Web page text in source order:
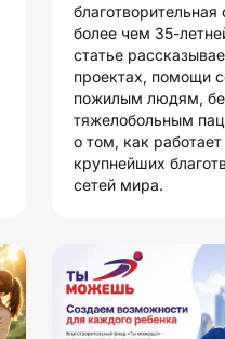
благотворительная
более чем 35-
статье
проектах, помощи
пожилым людям,
тяжелобольным
о том, как
крупнейших
сетей мира.